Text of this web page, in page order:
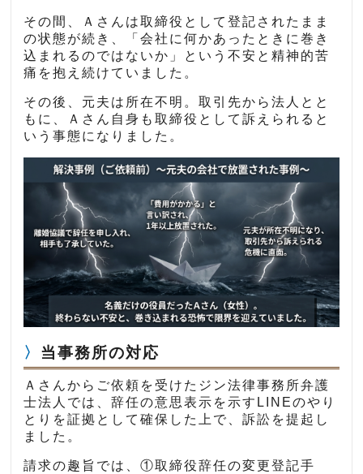
その間、Ａさんは取締役として登記されたまま
の状態が続き、「会社に何かあったときに巻き
込まれるのではないか」という不安と精神的苦
痛を抱え続けていました。
その後、元夫は所在不明。取引先から法人とと
もに、Ａさん自身も取締役として訴えられると
いう事態になりました。
当事務所の対応
Ａさんからご依頼を受けたジン法律事務所弁護
士法人では、辞任の意思表示を示すLINEのやり
とりを証拠として確保した上で、訴訟を提起し
ました。
請求の趣旨では、①取締役辞任の変更登記手